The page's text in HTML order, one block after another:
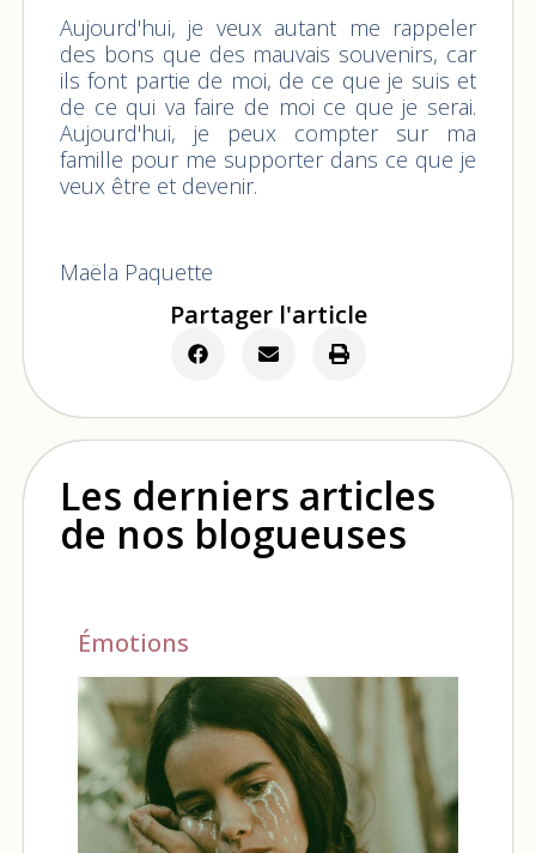
Aujourd'hui, je veux autant me rappeler
des bons que des mauvais souvenirs, car
ils font partie de moi, de ce que je suis et
de ce qui va faire de moi ce que je serai.
Aujourd'hui, je peux compter sur ma
famille pour me supporter dans ce que je
veux être et devenir.
Maëla Paquette
Partager l'article
Les derniers articles
de nos blogueuses
Émotions